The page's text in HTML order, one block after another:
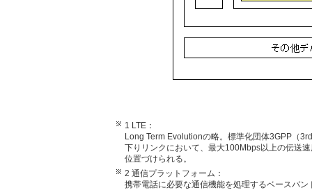
1 LTE：
Long Term Evolutionの略。標準化団体3GPP（
下りリンクにおいて、最大100Mbps以上の伝送
位置づけられる。
2 通信プラットフォーム：
携帯電話に必要な通信機能を処理するベースバ